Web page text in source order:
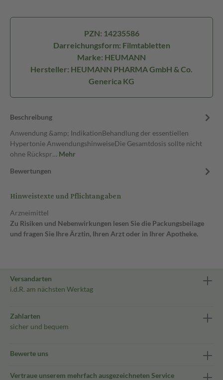
PZN: 14235586
Darreichungsform: Filmtabletten
Marke: HEUMANN
Hersteller: HEUMANN PHARMA GmbH & Co.
Generica KG
Beschreibung
Anwendung &amp; IndikationBehandlung der essentiellen
Hypertonie AnwendungshinweiseDie Gesamtdosis sollte nicht
ohne Rückspr… Mehr
Bewertungen
Hinweistexte und Pflichtangaben
Arzneimittel
Zu Risiken und Nebenwirkungen lesen Sie die Packungsbeilage
und fragen Sie Ihre Ärztin, Ihren Arzt oder in Ihrer Apotheke.
Versandarten
i.d.R. am nächsten Werktag
Zahlarten
sicher und bequem
Bewerte uns
Vertraue unserem mehrfach ausgezeichneten Service